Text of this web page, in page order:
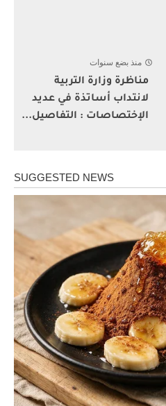
منذ بضع سنوات
مناظرة وزارة التربية
لانتداب أساتذة في عديد
الإختصاصات : التفاصيل...